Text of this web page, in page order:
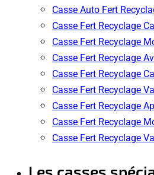
Casse Auto Fert
Casse Fert Recyclage
Casse Fert Recyclage
Casse Fert Recyclage
Casse Fert Recyclage
Casse Fert Recyclage
Casse Fert Recyclage
Casse Fert Recyclage
Casse Fert Recyclage